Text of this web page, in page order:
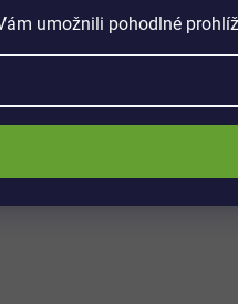
umožnili pohodlné